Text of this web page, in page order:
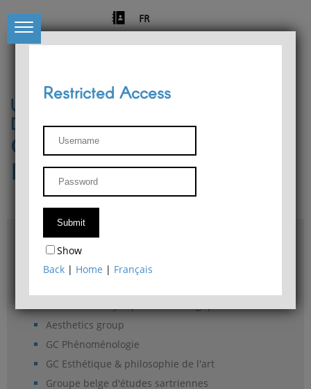
FR
University of Liège
Départment of Philosophy
Center for Phenomenological
Research
Access & maps
Philosophy Department Library
Aesthetics group
GC Phénoménologie
GC Esthétique & philosophie de l'art
Groupe belge d'études sartriennes
Restricted Access
Show
Back | Home | Français